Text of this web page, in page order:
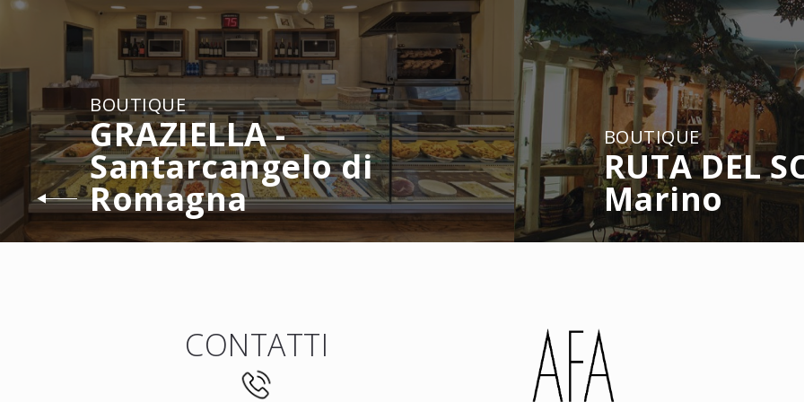
BOUTIQUE
GRAZIELLA -
Santarcangelo di
Romagna
BOUTIQUE
RUTA DEL
Marino
CONTATTI